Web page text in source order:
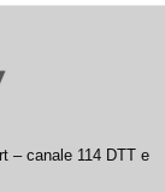
– canale 114 DTT e